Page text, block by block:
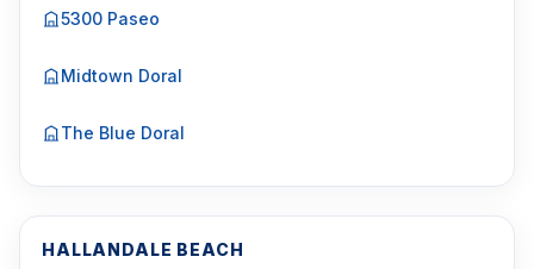
5300 Paseo
Midtown Doral
The Blue Doral
HALLANDALE BEACH